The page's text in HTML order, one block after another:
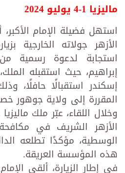
ماليزيا 1-4 يوليو 2024
استهل فضيلة الإمام
الأزهر جولاته الخارجية
استجابة لدعوة رسمية
إبراهيم، حيث استقبله
إسكندر استقبالًا حافلًا،
المقررة إلى ولاية جوهور
وخلال اللقاء، عبّر ملك
الأزهر الشريف في
الوسطية، مؤكدًا تطلعه
هذه المؤسسة العريقة.
في إطار الزيارة، ألقى